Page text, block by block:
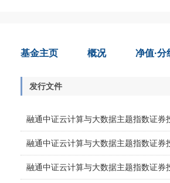
基金主页 概况 净值·分
发行文件
融通中证云计算与大数据主题指数证
融通中证云计算与大数据主题指数证
融通中证云计算与大数据主题指数证